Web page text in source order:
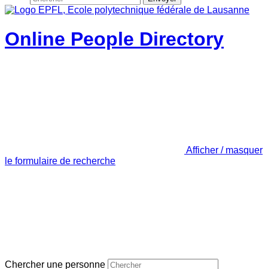
Online People Directory
Afficher / masquer
le formulaire de recherche
Chercher une personne